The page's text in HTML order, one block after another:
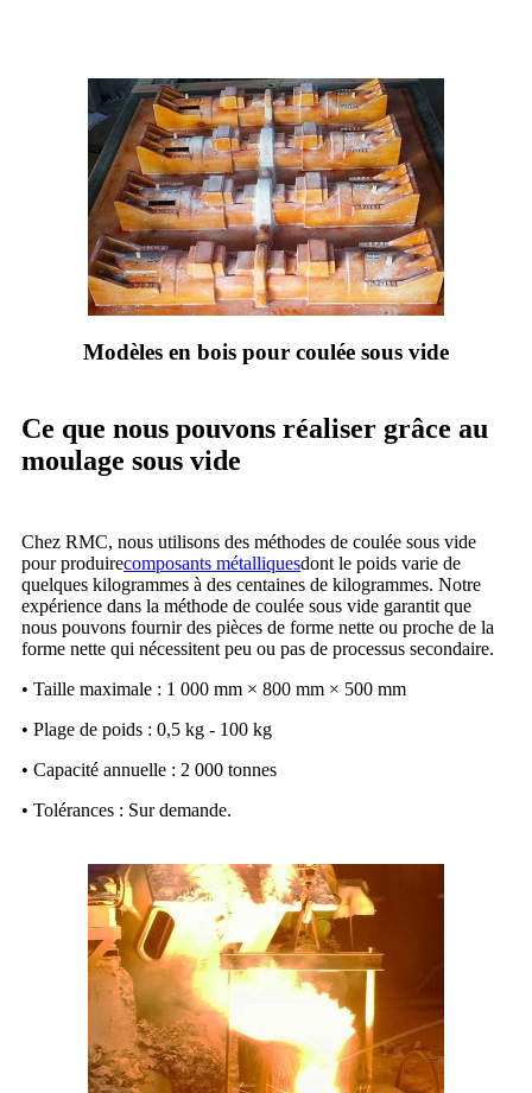
Modèles en bois pour coulée sous vide
Ce que nous pouvons réaliser grâce au
moulage sous vide
Chez RMC, nous utilisons des méthodes de coulée sous vide
pour produirecomposants métalliquesdont le poids varie de
quelques kilogrammes à des centaines de kilogrammes. Notre
expérience dans la méthode de coulée sous vide garantit que
nous pouvons fournir des pièces de forme nette ou proche de la
forme nette qui nécessitent peu ou pas de processus secondaire.
• Taille maximale : 1 000 mm × 800 mm × 500 mm
• Plage de poids : 0,5 kg - 100 kg
• Capacité annuelle : 2 000 tonnes
• Tolérances : Sur demande.